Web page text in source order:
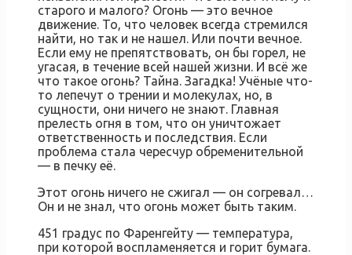
старого и малого? Огонь — это вечное
движение. То, что человек всегда стремился
найти, но так и не нашел. Или почти вечное.
Если ему не препятствовать, он бы горел, не
угасая, в течение всей нашей жизни. И всё же
что такое огонь? Тайна. Загадка! Учёные что-
то лепечут о трении и молекулах, но, в
сущности, они ничего не знают. Главная
прелесть огня в том, что он уничтожает
ответственность и последствия. Если
проблема стала чересчур обременительной
— в печку её.
Этот огонь ничего не сжигал — он согревал…
Он и не знал, что огонь может быть таким.
451 градус по Фаренгейту — температура,
при которой воспламеняется и горит бумага.